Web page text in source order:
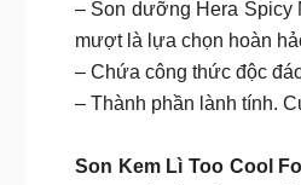
– Son dưỡng Hera Spicy
mượt là lựa chọn hoàn
– Chứa công thức độc
– Thành phần lành tính.
Son Kem Lì Too Cool